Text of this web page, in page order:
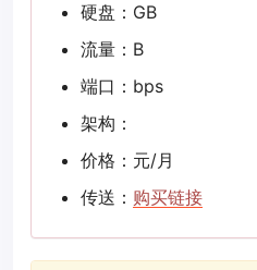
硬盘：GB
流量：B
端口：bps
架构：
价格：元/月
传送： 购买链接